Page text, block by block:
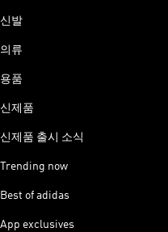
신발
의류
용품
신제품
신제품 출시 소식
Trending now
Best of adidas
App exclusives